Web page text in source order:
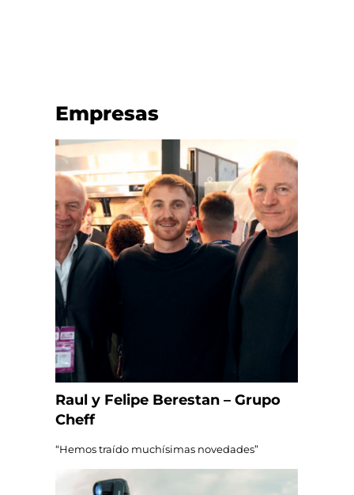
Empresas
Raul y Felipe Berestan – Grupo
Cheff
“Hemos traído muchísimas novedades”